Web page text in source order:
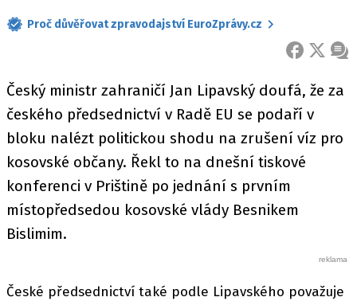
Proč důvěřovat zpravodajství EuroZprávy.cz
FACEBOOK
X
Český ministr zahraničí Jan Lipavský doufá, že za
českého předsednictví v Radě EU se podaří v
bloku nalézt politickou shodu na zrušení víz pro
kosovské občany. Řekl to na dnešní tiskové
konferenci v Prištině po jednání s prvním
místopředsedou kosovské vlády Besnikem
Bislimim.
České předsednictví také podle Lipavského považuje